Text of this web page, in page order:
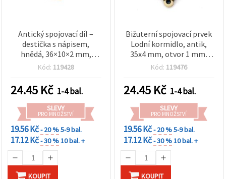
Antický spojovací díl –
destička s nápisem,
hnědá, 36×10×2 mm,
otvor 3 mm – 50 g (~88 ks)
Kód: 119428
24.45 Kč 1-4 bal.
SLEVY
PRO MNOŽSTVÍ
19.56 Kč- 20 %5-9 bal.
17.12 Kč- 30 %10 bal. +
KOUPIT
Bižuterní spojovací prvek
Lodní kormidlo, antik,
35x4 mm, otvor 1 mm,
hnědá - 50 g (~13 ks)
Kód: 119476
24.45 Kč 1-4 bal.
SLEVY
PRO MNOŽSTVÍ
19.56 Kč- 20 %5-9 bal.
17.12 Kč- 30 %10 bal. +
KOUPIT